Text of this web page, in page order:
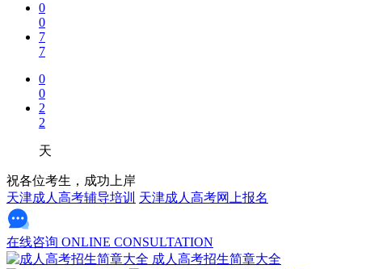
0
0
7
7
0
0
2
2
天
祝各位考生，成功上岸
天津成人高考辅导培训 天津成人高考网上报名
在线咨询 ONLINE CONSULTATION
成人高考招生简章大全